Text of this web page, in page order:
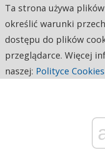
Ta strona używa
określić warunki
dostępu do plików
przeglądarce. Więcej
naszej: Polityce Cookies